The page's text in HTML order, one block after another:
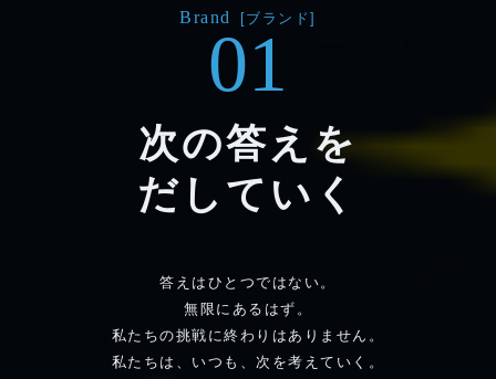
Brand [ブランド]
01
次の答えを
だしていく
答えはひとつではない。
無限にあるはず。
私たちの挑戦に終わりはありません。
私たちは、いつも、次を考えていく。